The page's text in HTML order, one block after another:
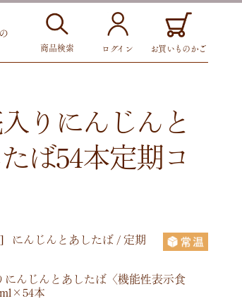
商品検索 ログイン お買いものかご
りにんじんと
ば54本定期コ
]
にんじんとあしたば / 定期
にんじんとあしたば〈機能性表示食
本